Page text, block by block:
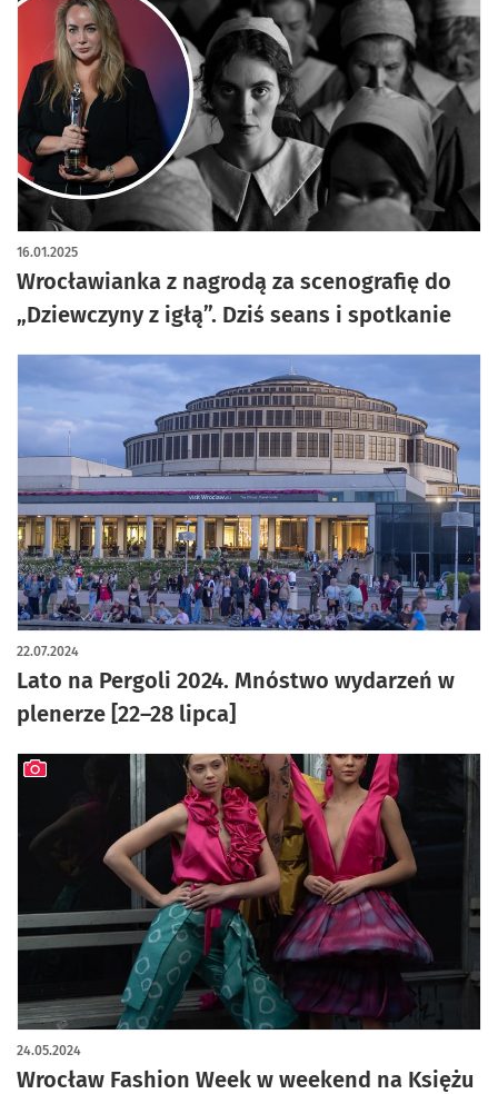
Wrocławianka z nagrodą za scenografię do
„Dziewczyny z igłą”. Dziś seans i spotkanie
16.01.2025
artykuł z galerią zdjęć
Lato na Pergoli 2024. Mnóstwo wydarzeń w
plenerze [22–28 lipca]
22.07.2024
Wrocław Fashion Week w weekend na Księżu
24.05.2024
artykuł z galerią zdjęć